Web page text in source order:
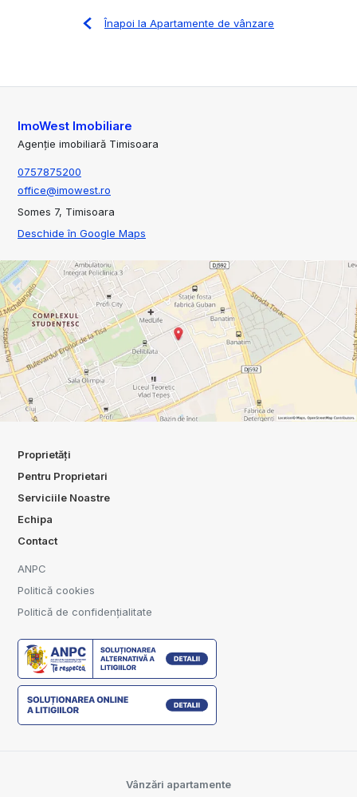
Înapoi la Apartamente de vânzare
ImoWest Imobiliare
Agenție imobiliară Timisoara
0757875200
office@imowest.ro
Somes 7, Timisoara
Deschide în Google Maps
Proprietăți
Pentru Proprietari
Serviciile Noastre
Echipa
Contact
ANPC
Politică cookies
Politică de confidențialitate
Vânzări apartamente